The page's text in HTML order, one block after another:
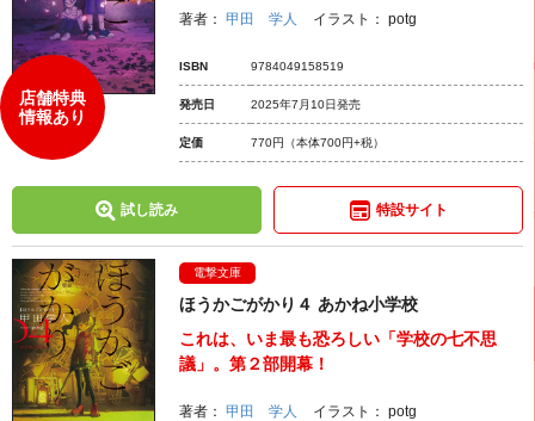
店舗特典
情報あり
著者： 甲田 学人 イラスト： potg
ISBN 9784049158519
発売日 2025年7月10日発売
定価 770円 （本体700円+税）
試し読み 特設サイト
電撃文庫
ほうかごがかり４ あかね小学校
これは、いま最も恐ろしい「学校の七不思
議」。第２部開幕！
著者： 甲田 学人 イラスト： potg